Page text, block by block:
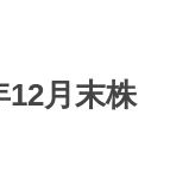
12月末株